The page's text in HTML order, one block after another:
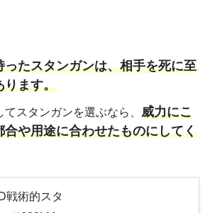
ったスタンガンは、相手を死に至
ります。
スタンガンを選ぶなら、 威力にこ
合や用途に合わせたものにしてく
戦術的スタ